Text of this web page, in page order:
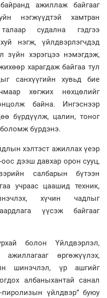
ажиллаж байгааг
нэгжүүдтэй хамтран
судална гэдгээ
нэгж, үйлдвэрлэгчдэд
зүйн хэрэгцээ нэмэгдэж,
харагдаж байгаа тул
санхүүгийн хувьд бие
хөгжих нөхцөлийг
байна. Ингэснээр
бүрдүүлж, цалин, тоног
бүрдэнэ.
хэлтэст ажиллах үеэр
дээш давхар орон сууц,
салбарын бүтээн
учраас цаашид техник,
хүчин чадлыг
үүсэж байгааг
болон Үйлдвэрлэл,
өргөжүүлэх,
шинэчлэл, үр ашгийг
албаныхантай санал
үйлдвэр” буюу